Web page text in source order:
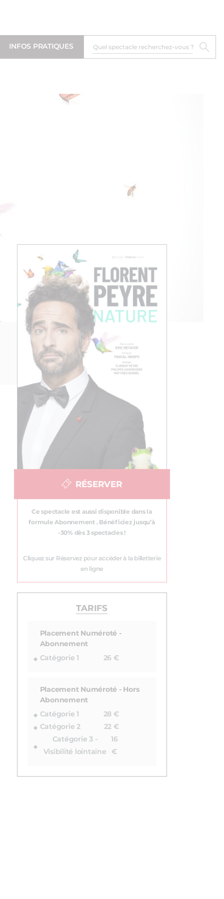
INFOS PRATIQUES
RÉSERVER
Ce spectacle est aussi disponible dans la
formule Abonnement . Bénéficiez jusqu’à
-30% dès 3 spectacles !
Cliquez sur Réservez pour accéder à la billetterie
en ligne
TARIFS
Placement Numéroté -
Abonnement
Catégorie 1
26 €
Placement Numéroté - Hors
Abonnement
Catégorie 1
28 €
Catégorie 2
22 €
Catégorie 3 -
Visibilité lointaine
16
€